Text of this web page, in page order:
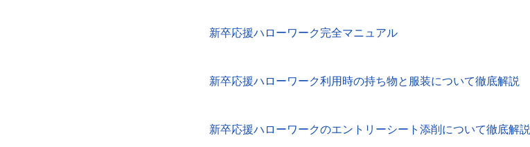
新卒応援ハローワーク完全マニュアル
新卒応援ハローワーク利用時の持ち物と服装について徹底解説
新卒応援ハローワークのエントリーシート添削について徹底解説